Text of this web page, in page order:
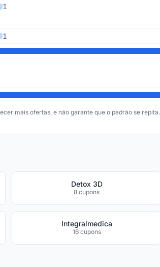
1
1
mais ofertas, e não garante que o padrão se repita.
Detox 3D
8 cupons
Integralmedica
16 cupons